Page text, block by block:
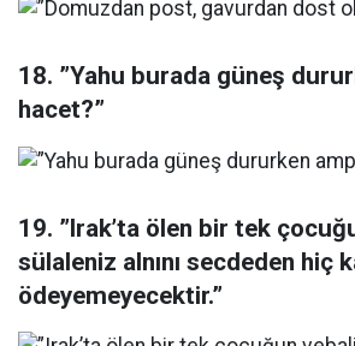
18. ”Yahu burada güneş
hacet?”
19. ”Irak’ta ölen bir tek
sülaleniz alnını secdeden hiç
ödeyemeyecektir.”